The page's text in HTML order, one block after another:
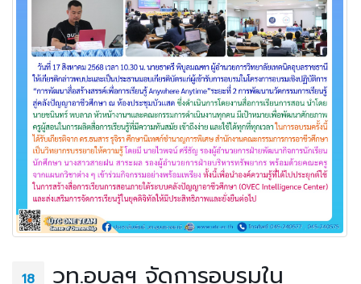
18
วท.อุบลฯ จัดการอบรมใน